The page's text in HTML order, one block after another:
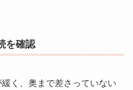
を確認
く、奥まで差さっていない